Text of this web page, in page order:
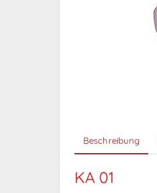
Beschreibung
KA 01